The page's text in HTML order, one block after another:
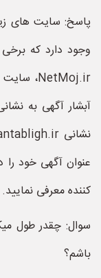
پاسخ: سایت های
وجود دارد که
عنوان آگهی خود را
کننده معرفی نمایید.
سوال: چقدر طول
باشم؟